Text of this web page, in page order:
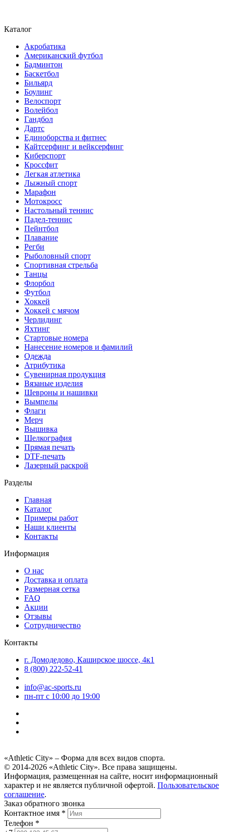
Каталог
Акробатика
Американский футбол
Бадминтон
Баскетбол
Бильярд
Боулинг
Велоспорт
Волейбол
Гандбол
Дартс
Единоборства и фитнес
Кайтсерфинг и вейксерфинг
Киберспорт
Кроссфит
Легкая атлетика
Лыжный спорт
Марафон
Мотокросс
Настольный теннис
Падел-теннис
Пейнтбол
Плавание
Регби
Рыболовный спорт
Спортивная стрельба
Танцы
Флорбол
Футбол
Хоккей
Хоккей с мячом
Черлидинг
Яхтинг
Стартовые номера
Нанесение номеров и фамилий
Одежда
Атрибутика
Сувенирная продукция
Вязаные изделия
Шевроны и нашивки
Вымпелы
Флаги
Мерч
Вышивка
Шелкография
Прямая печать
DTF-печать
Лазерный раскрой
Разделы
Главная
Каталог
Примеры работ
Наши клиенты
Контакты
Информация
О нас
Доставка и оплата
Размерная сетка
FAQ
Акции
Отзывы
Сотрудничество
Контакты
г. Домодедово, Каширское шоссе, 4к1
8 (800) 222-52-41
info@ac-sports.ru
пн-пт c 10:00 до 19:00
«Athletic City» – Форма для всех видов спорта.
© 2014-2026 «Athletic City». Все права защищены.
Информация, размещенная на сайте, носит информационный
характер и не является публичной офертой. Пользовательское
соглашение.
Заказ обратного звонка
Контактное имя *
Телефон *